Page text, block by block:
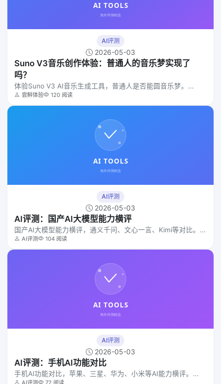
AI评测
2026-05-03
Suno V3音乐创作体验：普通人的音乐梦实现了
吗？
体验Suno V3 AI音乐生成工具，普通人是否能圆音乐梦。...
尝鲜体验 120 阅读
AI评测
2026-05-03
AI评测：国产AI大模型能力横评
国产AI大模型能力横评，通义千问、文心一言、Kimi等对比。...
AI评测 104 阅读
AI评测
2026-05-03
AI评测：手机AI功能对比
手机AI功能对比，苹果、三星、华为、小米等AI能力横评。...
AI评测 72 阅读